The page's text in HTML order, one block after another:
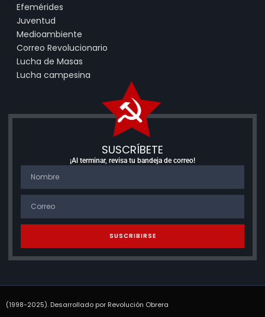
Efemérides
Juventud
Medioambiente
Correo Revolucionario
Lucha de Masas
Lucha campesina
SUSCRÍBETE
¡Al terminar, revisa tu bandeja de correo!
SUSCRIBIRSE
(1998-2025). Desarrollado por Revolución Obrera